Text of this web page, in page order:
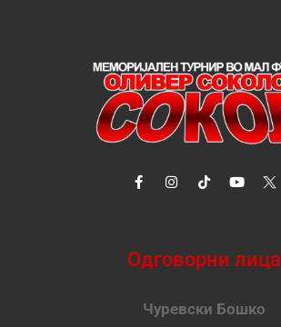
Одговорни лица
Чуревски Бошко